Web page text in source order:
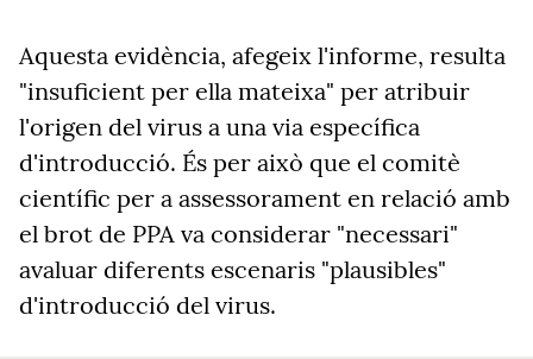
Aquesta evidència, afegeix l'informe, resulta
"insuficient per ella mateixa" per atribuir
l'origen del virus a una via específica
d'introducció. És per això que el comitè
científic per a assessorament en relació amb
el brot de PPA va considerar "necessari"
avaluar diferents escenaris "plausibles"
d'introducció del virus.